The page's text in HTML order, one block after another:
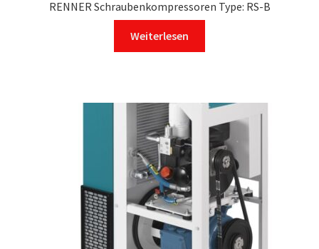
RENNER Schraubenkompressoren Type: RS-B
Weiterlesen